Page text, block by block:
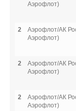
Аэрофлот)
2
Аэрофлот/АК
Аэрофлот)
2
Аэрофлот/АК
Аэрофлот)
2
Аэрофлот/АК
Аэрофлот)